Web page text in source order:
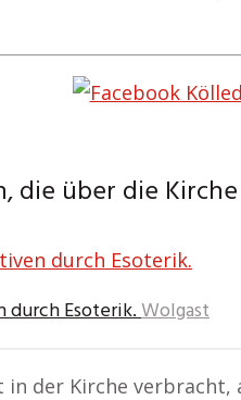
die über die
durch Esoterik.Wolgast
der Kirche